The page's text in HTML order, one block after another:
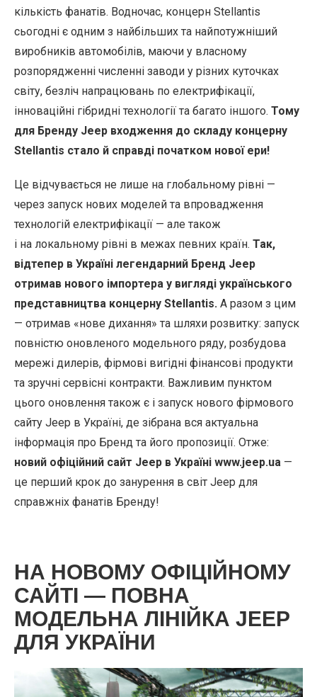
кількість фанатів. Водночас, концерн Stellantis
сьогодні є одним з найбільших та найпотужніший
виробників автомобілів, маючи у власному
розпорядженні численні заводи у різних куточках
світу, безліч напрацювань по електрифікації,
інноваційні гібридні технології та багато іншого. Тому
для Бренду Jeep входження до складу концерну
Stellantis стало й справді початком нової ери!
Це відчувається не лише на глобальному рівні —
через запуск нових моделей та впровадження
технологій електрифікації — але також
і на локальному рівні в межах певних країн. Так,
відтепер в Україні легендарний Бренд Jeep
отримав нового імпортера у вигляді українського
представництва концерну Stellantis. А разом з цим
— отримав «нове дихання» та шляхи розвитку: запуск
повністю оновленого модельного ряду, розбудова
мережі дилерів, фірмові вигідні фінансові продукти
та зручні сервісні контракти. Важливим пунктом
цього оновлення також є і запуск нового фірмового
сайту Jeep в Україні, де зібрана вся актуальна
інформація про Бренд та його пропозиції. Отже:
новий офіційний сайт Jeep в Україні www.jeep.ua —
це перший крок до занурення в світ Jeep для
справжніх фанатів Бренду!
НА НОВОМУ ОФІЦІЙНОМУ
САЙТІ — ПОВНА
МОДЕЛЬНА ЛІНІЙКА JEEP
ДЛЯ УКРАЇНИ